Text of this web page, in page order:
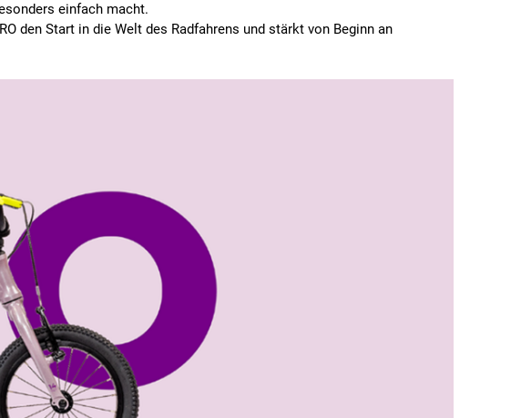
einfach macht.
den Start in die Welt des Radfahrens und stärkt von Beginn an